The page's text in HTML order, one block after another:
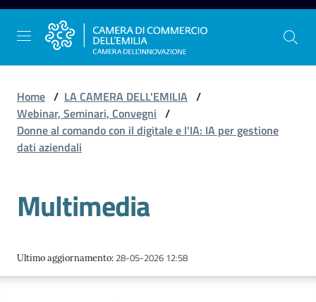
Vai al contenuto
Vai alla navigazione
Vai al footer
La
l'impresa
Home / LA CAMERA DELL'EMILIA /
Webinar, Seminari, Convegni /
Donne al comando con il digitale e l'IA: IA per gestione
dati aziendali
Multimedia
Ultimo aggiornamento: 28-05-2026 12:58